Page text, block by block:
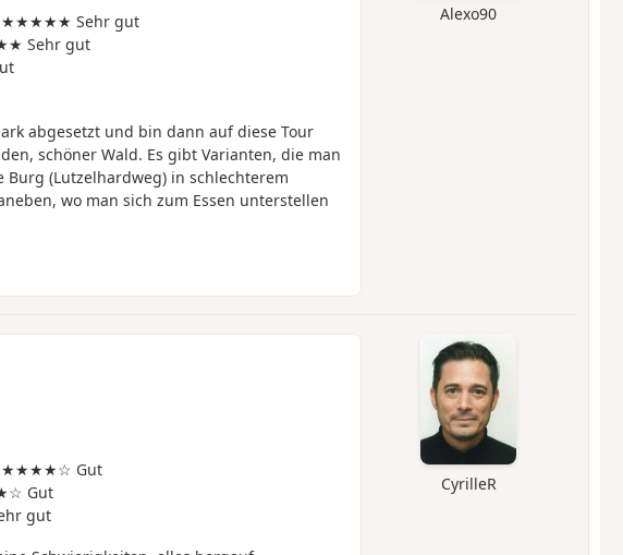
Alexo90
★★★★★ Sehr gut
Sehr gut
abgesetzt und bin dann auf diese Tour
schöner Wald. Es gibt Varianten, die man
(Lutzelhardweg) in schlechterem
wo man sich zum Essen unterstellen
CyrilleR
★★★★☆ Gut
Gut
gut